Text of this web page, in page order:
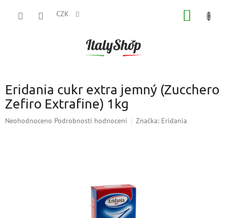
CZK
Eridania cukr extra jemný (Zucchero
Zefiro Extrafine) 1kg
Průměrné
Neohodnoceno Podrobnosti hodnocení Značka: Eridania